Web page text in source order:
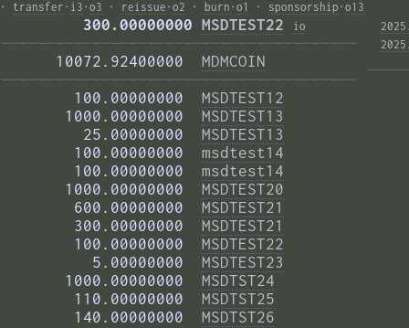
· transfer · i3 · o3 · reissue · o2 · burn · o1 · sponsorship · o13
         300.00000000
MSDTEST22 io
———————————————————————————————————————
      10072.92400000
MDMCOIN
———————————————————————————————————————
        100.00000000
MSDTEST12
       1000.00000000
MSDTEST13
         25.00000000
MSDTEST13
        100.00000000
msdtest14
        100.00000000
msdtest14
       1000.00000000
MSDTEST20
        600.00000000
MSDTEST21
        300.00000000
MSDTEST21
        100.00000000
MSDTEST22
          5.00000000
MSDTEST23
       1000.00000000
MSDTST24
        110.00000000
MSDTST25
        140.00000000
MSDTST26